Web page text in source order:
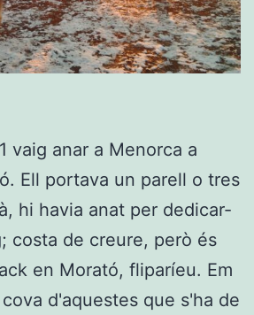
vaig anar a Menorca a
Ell portava un parell o tres
hi havia anat per dedicar-
costa de creure, però és
en Morató, fliparíeu. Em
d'aquestes que s'ha de